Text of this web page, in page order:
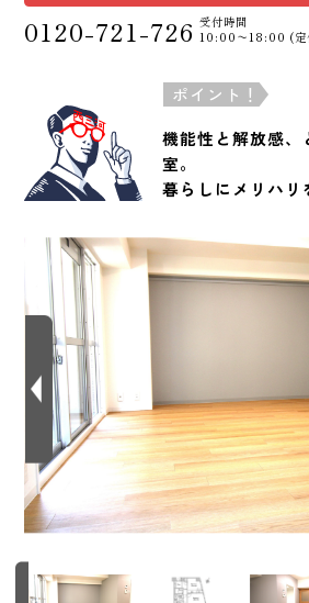
0120-721-726 受付時間
10:00〜18:00 (定
ポイント！
機能性と解放感、
室。
暮らしにメリハリ